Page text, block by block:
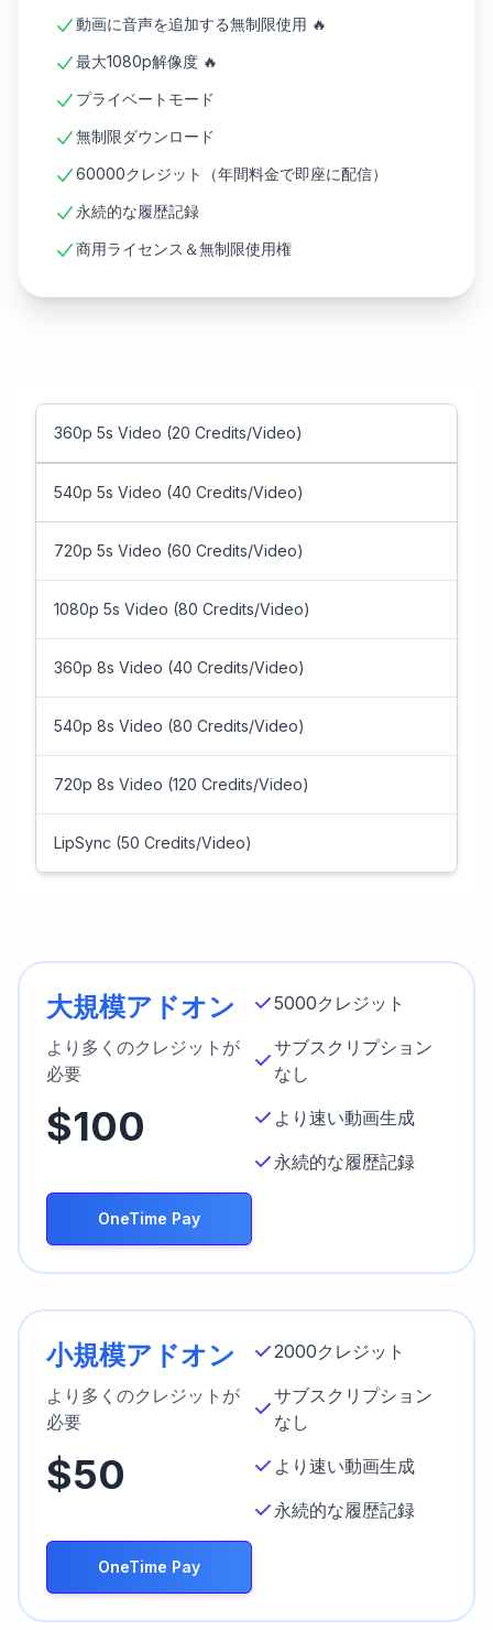
動画に音声を追加する無制限使用 🔥
最大1080p解像度 🔥
プライベートモード
無制限ダウンロード
60000クレジット（年間料金で即座に配信）
永続的な履歴記録
商用ライセンス＆無制限使用権
360p 5s Video (20 Credits/Video)
540p 5s Video (40 Credits/Video)
720p 5s Video (60 Credits/Video)
1080p 5s Video (80 Credits/Video)
360p 8s Video (40 Credits/Video)
540p 8s Video (80 Credits/Video)
720p 8s Video (120 Credits/Video)
LipSync (50 Credits/Video)
大規模アドオン
より多くのクレジットが
必要
$100
OneTime Pay
5000クレジット
サブスクリプション
なし
より速い動画生成
永続的な履歴記録
小規模アドオン
より多くのクレジットが
必要
$50
OneTime Pay
2000クレジット
サブスクリプション
なし
より速い動画生成
永続的な履歴記録